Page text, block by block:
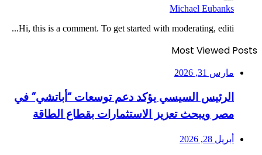
Michael Eubanks
Hi, this is a comment. To get started with moderating, editi...
Most Viewed Posts
مارس 31, 2026
الرئيس السيسي يؤكد دعم توسعات “أباتشي” في
مصر ويبحث تعزيز الاستثمارات بقطاع الطاقة
أبريل 28, 2026